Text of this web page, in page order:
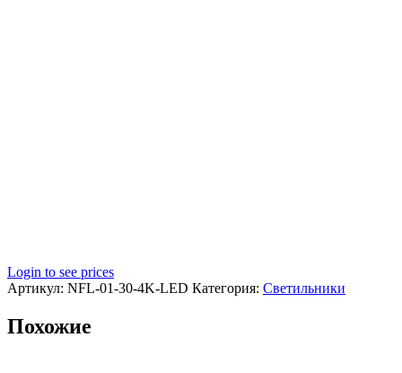
Login to see prices
Артикул: NFL-01-30-4K-LED Категория: Светильники
Похожие